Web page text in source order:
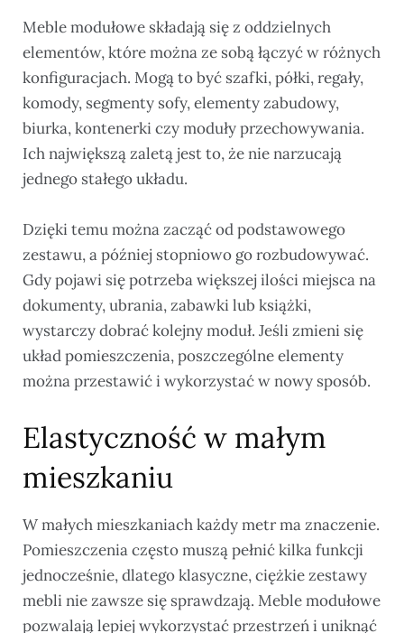
Meble modułowe składają się z oddzielnych
elementów, które można ze sobą łączyć w różnych
konfiguracjach. Mogą to być szafki, półki, regały,
komody, segmenty sofy, elementy zabudowy,
biurka, kontenerki czy moduły przechowywania.
Ich największą zaletą jest to, że nie narzucają
jednego stałego układu.
Dzięki temu można zacząć od podstawowego
zestawu, a później stopniowo go rozbudowywać.
Gdy pojawi się potrzeba większej ilości miejsca na
dokumenty, ubrania, zabawki lub książki,
wystarczy dobrać kolejny moduł. Jeśli zmieni się
układ pomieszczenia, poszczególne elementy
można przestawić i wykorzystać w nowy sposób.
Elastyczność w małym
mieszkaniu
W małych mieszkaniach każdy metr ma znaczenie.
Pomieszczenia często muszą pełnić kilka funkcji
jednocześnie, dlatego klasyczne, ciężkie zestawy
mebli nie zawsze się sprawdzają. Meble modułowe
pozwalają lepiej wykorzystać przestrzeń i uniknąć